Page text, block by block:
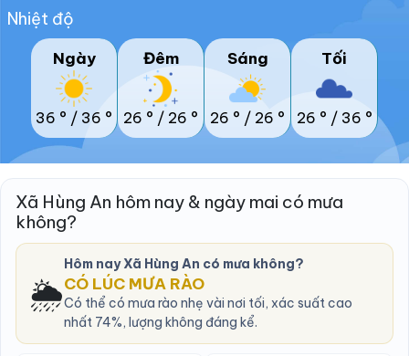
Nhiệt độ
Ngày
36 ° / 36 °
Đêm
26 ° / 26 °
Sáng
26 ° / 26 °
Tối
26 ° / 36 °
Xã Hùng An hôm nay & ngày mai có mưa
không?
🌦️
Hôm nay Xã Hùng An có mưa không?
CÓ LÚC MƯA RÀO
Có thể có mưa rào nhẹ vài nơi tối, xác suất cao
nhất 74%, lượng không đáng kể.